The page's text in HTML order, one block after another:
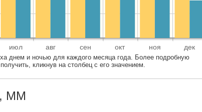
июл авг сен окт ноя дек
днем и ночью для каждого месяца года. Более подробную
кликнув на столбец с его значением.
ММ